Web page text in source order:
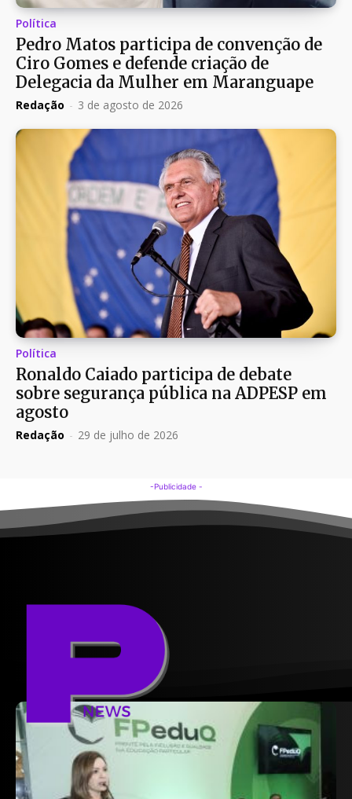
Política
Pedro Matos participa de convenção de
Ciro Gomes e defende criação de
Delegacia da Mulher em Maranguape
Redação - 3 de agosto de 2026
Política
Ronaldo Caiado participa de debate
sobre segurança pública na ADPESP em
agosto
Redação - 29 de julho de 2026
-Publicidade -